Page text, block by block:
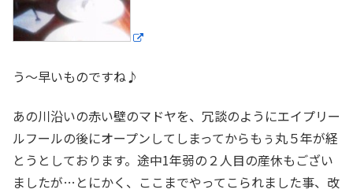
う〜早いものですね♪
あの川沿いの赤い壁のマドヤを、冗談のようにエイプリー
ルフールの後にオープンしてしまってからもぅ丸５年が経
とうとしております。途中1年弱の２人目の産休もござい
ましたが…とにかく、ここまでやってこられました事、改